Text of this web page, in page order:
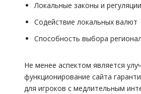
Локальные законы и регуляции
Содействие локальных валют
Способность выбора
Не менее аспектом является
функционирование сайта
для игроков с медлительным